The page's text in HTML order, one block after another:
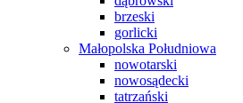
brzeski
gorlicki
Małopolska Południowa
nowotarski
nowosądecki
tatrzański